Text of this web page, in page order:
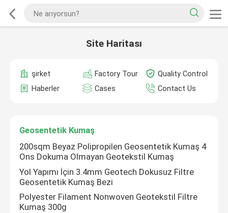
Site Haritası
şirket Factory Tour
Quality Control
Haberler
Cases Contact Us
Geosentetik Kumaş
200sqm Beyaz Polipropilen Geosentetik Kumaş 4
Ons Dokuma Olmayan Geotekstil Kumaş
Yol Yapımı İçin 3.4mm Geotech Dokusuz Filtre
Geosentetik Kumaş Bezi
Polyester Filament Nonwoven Geotekstil Filtre
Kumaş 300g